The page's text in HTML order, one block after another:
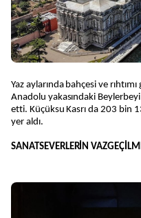
Yaz aylarında bahçesi ve
Anadolu yakasındaki
etti. Küçüksu Kasrı da 203 bin
yer aldı.
SANATSEVERLERİN